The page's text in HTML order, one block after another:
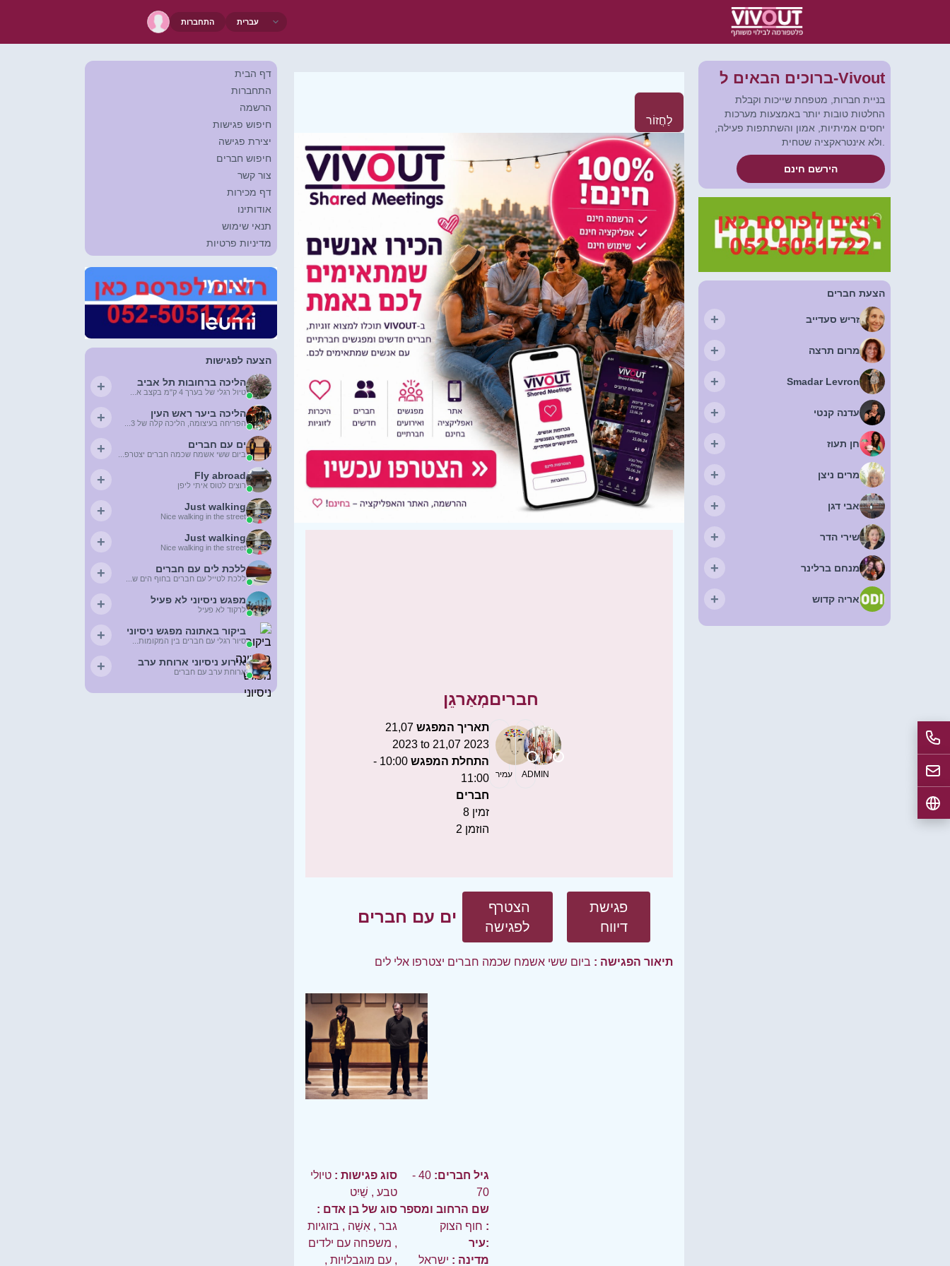
התחברות
דף הבית
התחברות
הרשמה
חיפוש פגישות
יצירת פגישה
חיפוש חברים
צור קשר
דף מכירות
אודותינו
תנאי שימוש
מדיניות פרטיות
הצעה לפגישות
הליכה ברחובות תל אביב
טיול רגלי של בערך 4 ק"מ בקצב א... +
הליכה ביער ראש העין
הפריחה בעיצומה, הליכה קלה של 3... +
ים עם חברים
ביום ששי אשמח שכמה חברים יצטרפ... +
Fly abroad
רוצים לטוס איתי ליפן +
Just walking
Nice walking in the street
+
Just walking
Nice walking in the street
+
ללכת לים עם חברים
ללכת לטייל עם חברים בחוף הים ש... +
מפגש ניסיוני לא פעיל
לרקוד לא פעיל +
ביקור באתונה מפגש ניסיוני
סיור רגלי עם חברים בין המקומות... +
אירוע ניסיוני ארוחת ערב
ארוחת ערב עם חברים +
לַחֲזוֹר
מְאַרגֵן
תאריך המפגש 21,07
2023 to 21,07 2023
התחלת המפגש
10:00 -
11:00
חברים
8 זמין
2 הוזמן
חברים
עמיר ADMIN
ים עם חברים
הצטרף
לפגישה
פגישת
דיווח
תיאור הפגישה : ביום ששי אשמח שכמה חברים יצטרפו אלי לים
סוג פגישות : טיולי
טבע , שַׁיִט
סוג של בן אדם :
גבר , אִשָׁה , בזוגיות
, משפחה עם ילדים
, עם מוגבלויות ,
גיל חברים:
40 -
70
שם הרחוב ומספר
: חוף הצוק
עיר:
מדינה : ישראל
ברוכים הבאים ל-Vivout
בניית חברות, מטפחת שייכות וקבלת
החלטות טובות יותר באמצעות מערכות
יחסים אמיתיות, אמון והשתתפות פעילה,
הירשם חינם
הצעת חברים
זריש סעדייב +
מרום תרצה +
Smadar Levron
+
עדנה קנטי +
חן תעוז +
מרים ניצן +
אבי דגן +
שירי הדר +
מנחם ברלינר +
אריה קדוש +